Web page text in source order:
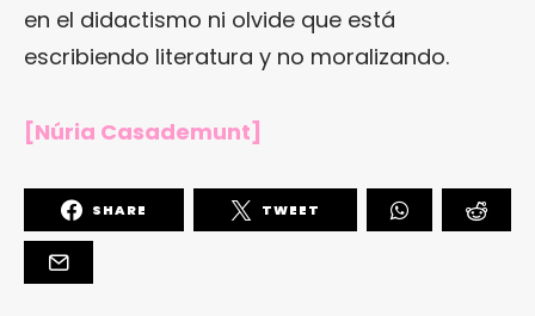
en el didactismo ni olvide que está
escribiendo literatura y no moralizando.
[Núria Casademunt]
SHARE TWEET